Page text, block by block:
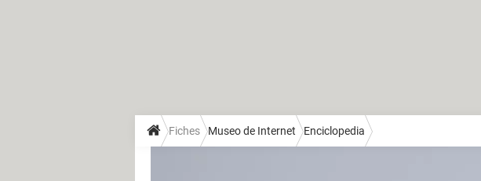
Fiches Museo de Internet Enciclopedia